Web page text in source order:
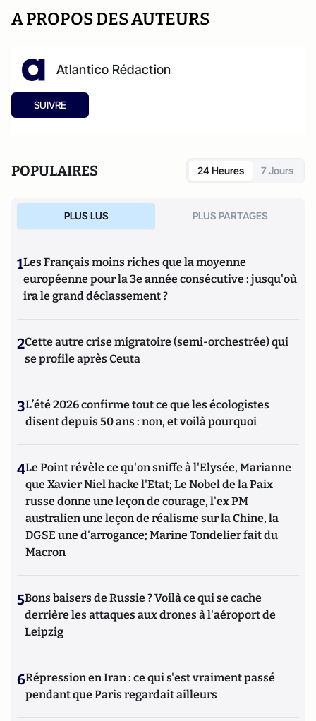
A PROPOS DES AUTEURS
Atlantico Rédaction
SUIVRE
POPULAIRES 24 Heures 7 Jours
PLUS LUS PLUS PARTAGES
1Les Français moins riches que la moyenne
européenne pour la 3e année consécutive : jusqu'où
ira le grand déclassement ?
2Cette autre crise migratoire (semi-orchestrée) qui
se profile après Ceuta
3L’été 2026 confirme tout ce que les écologistes
disent depuis 50 ans : non, et voilà pourquoi
4Le Point révèle ce qu'on sniffe à l'Elysée, Marianne
que Xavier Niel hacke l'Etat; Le Nobel de la Paix
russe donne une leçon de courage, l'ex PM
australien une leçon de réalisme sur la Chine, la
DGSE une d'arrogance; Marine Tondelier fait du
Macron
5Bons baisers de Russie ? Voilà ce qui se cache
derrière les attaques aux drones à l'aéroport de
Leipzig
6Répression en Iran : ce qui s'est vraiment passé
pendant que Paris regardait ailleurs